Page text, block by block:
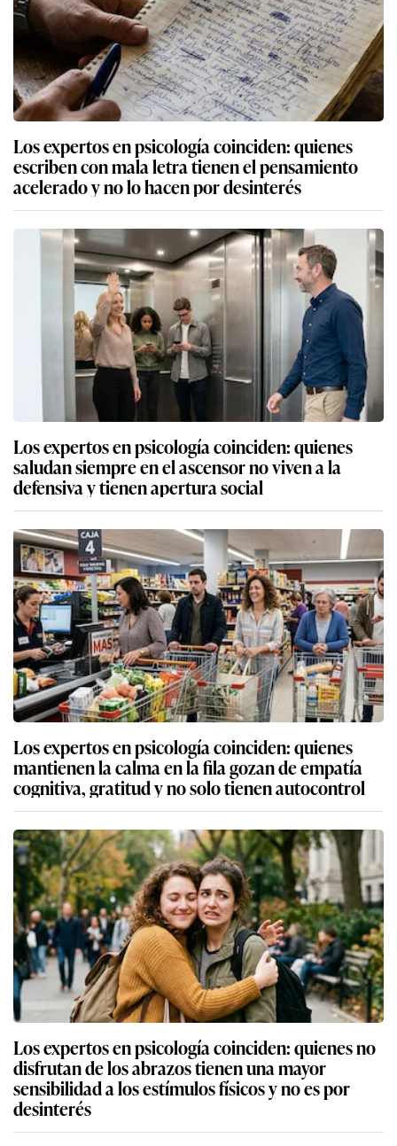
Los expertos en psicología coinciden: quienes
escriben con mala letra tienen el pensamiento
acelerado y no lo hacen por desinterés
Los expertos en psicología coinciden: quienes
saludan siempre en el ascensor no viven a la
defensiva y tienen apertura social
Los expertos en psicología coinciden: quienes
mantienen la calma en la fila gozan de empatía
cognitiva, gratitud y no solo tienen autocontrol
Los expertos en psicología coinciden: quienes no
disfrutan de los abrazos tienen una mayor
sensibilidad a los estímulos físicos y no es por
desinterés